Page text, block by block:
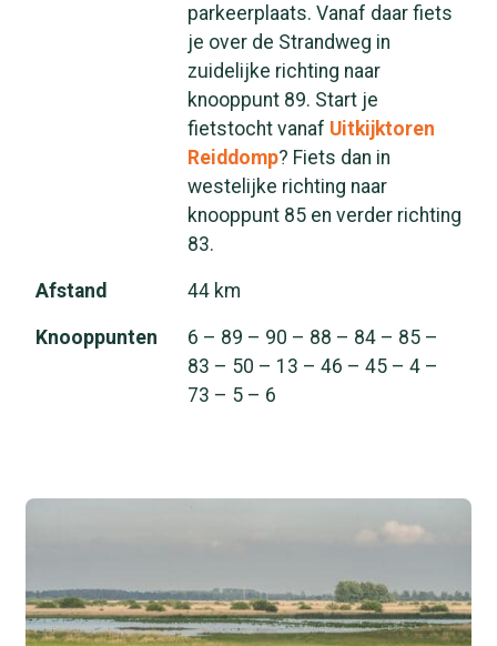
parkeerplaats. Vanaf daar fiets
je over de Strandweg in
zuidelijke richting naar
knooppunt 89. Start je
fietstocht vanaf Uitkijktoren
Reiddomp? Fiets dan in
westelijke richting naar
knooppunt 85 en verder richting
83.
Afstand 44 km
Knooppunten
6 – 89 – 90 – 88 – 84 – 85 –
83 – 50 – 13 – 46 – 45 – 4 –
73 – 5 – 6